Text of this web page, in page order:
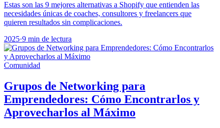
Estas son las 9 mejores alternativas a Shopify que entienden las
necesidades únicas de coaches, consultores y freelancers que
quieren resultados sin complicaciones.
2025·9 min de lectura
Comunidad
Grupos de Networking para
Emprendedores: Cómo Encontrarlos y
Aprovecharlos al Máximo